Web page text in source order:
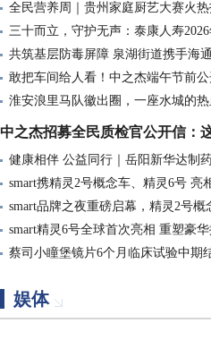
全民营养周｜贵州家庭厨艺大赛火热
三十而立，守护无声：泰康人寿2026
共筑基层防毒屏障 泉湖街道携手海
敢把车间给人看！中之杰端午节前公
淮安浪里马队徽出圈，一座水城的
中之杰招募全民质检官公开信：
健康相伴 公益同行｜岳阳新华达制
smart携精灵2号概念车、精灵6号 亮
smart品牌之夜重磅启幕，精灵2号概
smart精灵6号全球首次亮相 重塑豪
蔡司小瞳堡镜片6个月临床试验中期
娱体